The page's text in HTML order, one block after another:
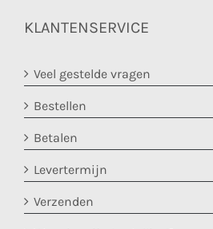
KLANTENSERVICE
Veel gestelde vragen
Bestellen
Betalen
Levertermijn
Verzenden